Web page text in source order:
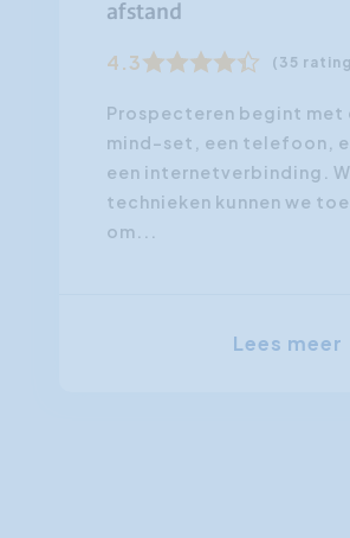
afstand
4.3 (35
Prospecteren begint met
mind-set, een telefoon,
een internetverbinding.
technieken kunnen we
om...
Lees meer